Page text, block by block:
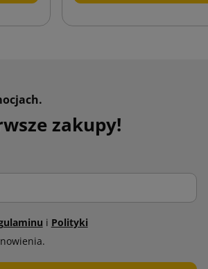
zakupy!
i Polityki